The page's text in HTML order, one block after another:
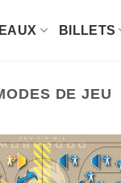
BILLETS
DE JEU